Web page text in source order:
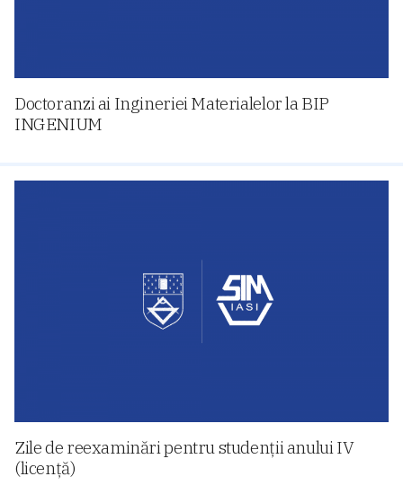
Doctoranzi ai Ingineriei Materialelor la BIP
INGENIUM
Zile de reexaminări pentru studenții anului IV
(licență)